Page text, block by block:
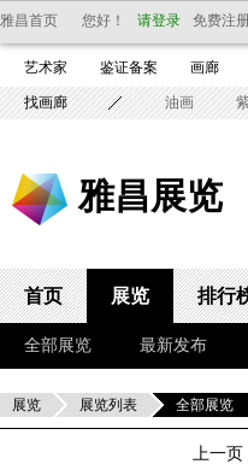
雅昌首页 您好！ 请登录 免费注
艺术家 鉴证备案 画廊
找画廊 油画
雅昌展览
首页 展览 排行
全部展览 最新发布
展览 展览列表 全部展览
上一页